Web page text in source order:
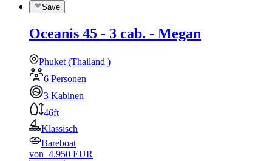
Save
Oceanis 45 - 3 cab. - Megan
Phuket (Thailand )
6 Personen
3 Kabinen
46ft
Klassisch
Bareboat
von 4.950 EUR